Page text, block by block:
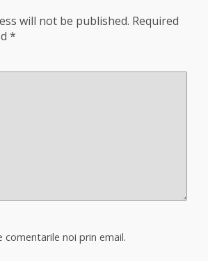
will not be published. Required
*
comentarile noi prin email.